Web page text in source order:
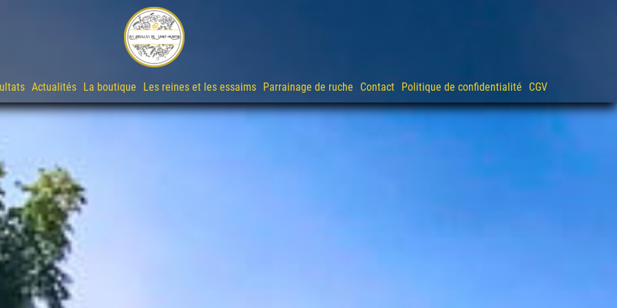
Actualités La boutique Les reines et les essaims Parrainage de ruche Contact Politique de confidentialité CGV